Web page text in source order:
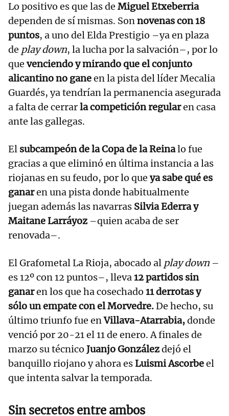
Lo positivo es que las de Miguel Etxeberria
dependen de sí mismas. Sonnovenas con 18
puntos, a uno del Elda Prestigio –ya en plaza
de play down, la lucha por la salvación–, por lo
que venciendo y mirando que el conjunto
alicantino no ganeen la pista del líder Mecalia
Guardés, ya tendrían la permanencia asegurada
a falta de cerrarla competición regularen casa
ante las gallegas.
El subcampeón de la Copa de la Reinalo fue
gracias a que eliminó en última instancia a las
riojanas en su feudo, por lo que ya sabe qué es
ganaren una pista donde habitualmente
juegan además las navarras Silvia Ederra y
Maitane Larráyoz –quien acaba de ser
renovada–.
El Grafometal La Rioja, abocado al play down –
es 12º con 12 puntos–, lleva12 partidos sin
ganaren los que ha cosechado 11 derrotas y
sólo un empate con el Morvedre.De hecho, su
último triunfo fue enVillava-Atarrabia,donde
venció por 20-21 el 11 de enero. A finales de
marzo su técnico Juanjo Gonzálezdejó el
banquillo riojano y ahora esLuismi Ascorbeel
que intenta salvar la temporada.
Sin secretos entre ambos